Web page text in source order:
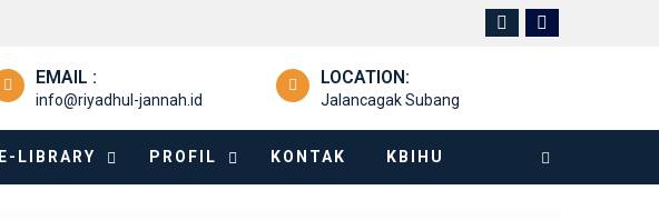
EMAIL :
info@riyadhul-jannah.id
LOCATION:
Jalancagak Subang
E-LIBRARY PROFIL KONTAK KBIHU